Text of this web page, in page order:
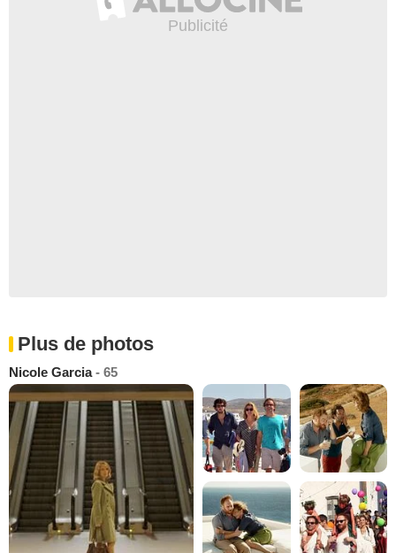
Plus de photos
Nicole Garcia- 65